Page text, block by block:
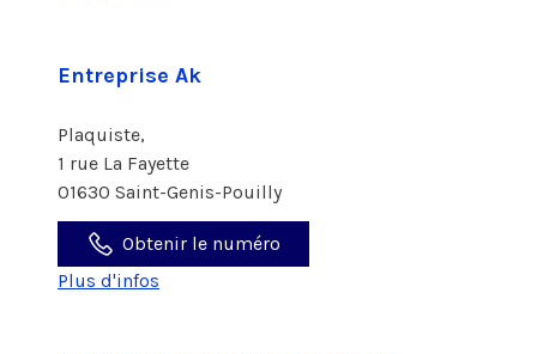
Entreprise Ak
Plaquiste,
1 rue La Fayette
01630 Saint-Genis-Pouilly
Obtenir le numéro
Plus d'infos